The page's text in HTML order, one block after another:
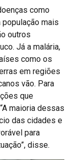
como
mais
outros
Já a malária,
como os
em regiões
vão. Para
que
maioria dessas
das cidades e
para
disse.